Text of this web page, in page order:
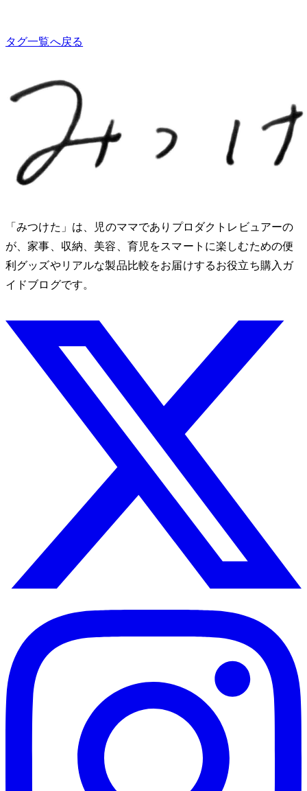
タグ一覧へ戻る
「みつけた」は、2児のママでありプロダクトレビュアーのMio
が、家事、収納、美容、育児をスマートに楽しむための便
利グッズやリアルな製品比較をお届けするお役立ち購入ガ
イドブログです。